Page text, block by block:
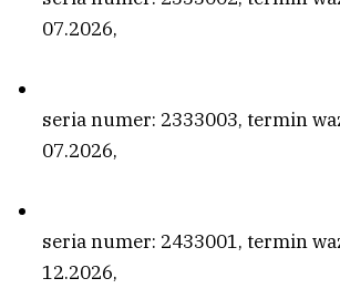
07.2026,
seria numer: 2333003, termin
07.2026,
seria numer: 2433001, termin
12.2026,